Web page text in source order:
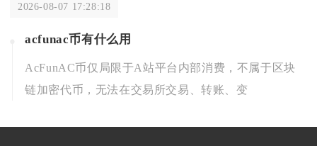
2026-08-07 17:28:18
acfunac币有什么用
AcFunAC币仅局限于A站平台内部消费，不属于区块
链加密代币，无法在交易所交易、转账、变